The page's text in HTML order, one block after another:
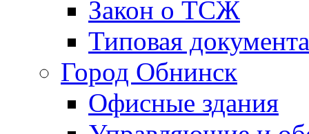
Закон о ТСЖ
Типовая
Город Обнинск
Офисные здания